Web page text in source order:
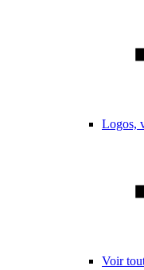
Logos,
Voir